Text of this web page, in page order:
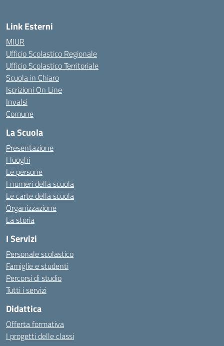
Link Esterni
MIUR
Ufficio Scolastico Regionale
Ufficio Scolastico Territoriale
Scuola in Chiaro
Iscrizioni On Line
Invalsi
Comune
La Scuola
Presentazione
I luoghi
Le persone
I numeri della scuola
Le carte della scuola
Organizzazione
La storia
I Servizi
Personale scolastico
Famiglie e studenti
Percorsi di studio
Tutti i servizi
Didattica
Offerta formativa
I progetti delle classi